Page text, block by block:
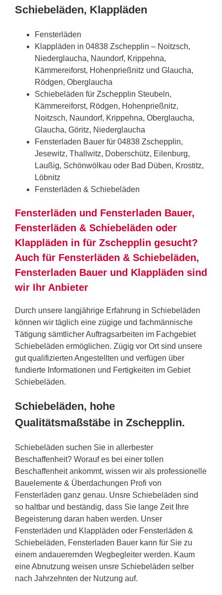
Schiebeläden, Klappläden
Fensterläden
Klappläden in 04838 Zschepplin – Noitzsch,
Niederglaucha, Naundorf, Krippehna,
Kämmereiforst, Hohenprießnitz und Glaucha,
Rödgen, Oberglaucha
Schiebeläden für Zschepplin Steubeln,
Kämmereiforst, Rödgen, Hohenprießnitz,
Noitzsch, Naundorf, Krippehna, Oberglaucha,
Glaucha, Göritz, Niederglaucha
Fensterladen Bauer für 04838 Zschepplin,
Jesewitz, Thallwitz, Doberschütz, Eilenburg,
Laußig, Schönwölkau oder Bad Düben, Krostitz,
Löbnitz
Fensterläden & Schiebeläden
Fensterläden und Fensterladen Bauer,
Fensterläden & Schiebeläden oder
Klappläden in für Zschepplin gesucht?
Auch für Fensterläden & Schiebeläden,
Fensterladen Bauer und Klappläden sind
wir Ihr Anbieter
Durch unsere langjährige Erfahrung in Schiebeläden
können wir täglich eine zügige und fachmännische
Tätigung sämtlicher Auftragsarbeiten im Fachgebiet
Schiebeläden ermöglichen. Zügig vor Ort sind unsere
gut qualifizierten Angestellten und verfügen über
fundierte Informationen und Fertigkeiten im Gebiet
Schiebeläden.
Schiebeläden, hohe
Qualitätsmaßstäbe in Zschepplin.
Schiebeläden suchen Sie in allerbester
Beschaffenheit? Worauf es bei einer tollen
Beschaffenheit ankommt, wissen wir als professionelle
Bauelemente & Überdachungen Profi von
Fensterläden ganz genau. Unsre Schiebeläden sind
so haltbar und beständig, dass Sie lange Zeit Ihre
Begeisterung daran haben werden. Unser
Fensterläden und Klappläden oder Fensterläden &
Schiebeläden, Fensterladen Bauer kann für Sie zu
einem andauerernden Wegbegleiter werden. Kaum
eine Abnutzung weisen unsre Schiebeläden selber
nach Jahrzehnten der Nutzung auf.